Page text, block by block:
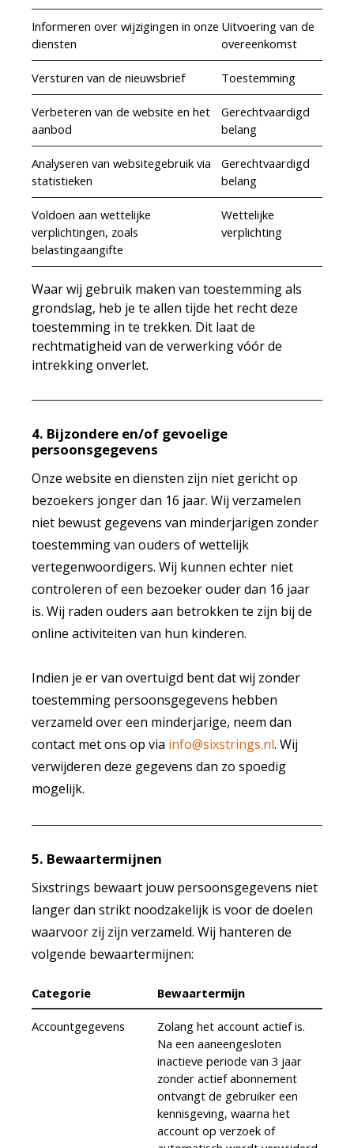
Informeren over wijzigingen in onze
diensten
Uitvoering van de
overeenkomst
Versturen van de nieuwsbrief Toestemming
Verbeteren van de website en het
aanbod
Gerechtvaardigd
belang
Analyseren van websitegebruik via
statistieken
Gerechtvaardigd
belang
Voldoen aan wettelijke
verplichtingen, zoals
belastingaangifte
Wettelijke
verplichting
Waar wij gebruik maken van toestemming als
grondslag, heb je te allen tijde het recht deze
toestemming in te trekken. Dit laat de
rechtmatigheid van de verwerking vóór de
intrekking onverlet.
4. Bijzondere en/of gevoelige
persoonsgegevens
Onze website en diensten zijn niet gericht op
bezoekers jonger dan 16 jaar. Wij verzamelen
niet bewust gegevens van minderjarigen zonder
toestemming van ouders of wettelijk
vertegenwoordigers. Wij kunnen echter niet
controleren of een bezoeker ouder dan 16 jaar
is. Wij raden ouders aan betrokken te zijn bij de
online activiteiten van hun kinderen.
Indien je er van overtuigd bent dat wij zonder
toestemming persoonsgegevens hebben
verzameld over een minderjarige, neem dan
contact met ons op via info@sixstrings.nl. Wij
verwijderen deze gegevens dan zo spoedig
mogelijk.
5. Bewaartermijnen
Sixstrings bewaart jouw persoonsgegevens niet
langer dan strikt noodzakelijk is voor de doelen
waarvoor zij zijn verzameld. Wij hanteren de
volgende bewaartermijnen:
Categorie Bewaartermijn
Accountgegevens
Zolang het account actief is.
Na een aaneengesloten
inactieve periode van 3 jaar
zonder actief abonnement
ontvangt de gebruiker een
kennisgeving, waarna het
account op verzoek of